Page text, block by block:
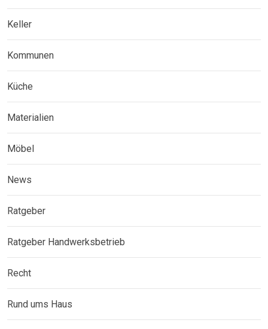
Keller
Kommunen
Küche
Materialien
Möbel
News
Ratgeber
Ratgeber Handwerksbetrieb
Recht
Rund ums Haus